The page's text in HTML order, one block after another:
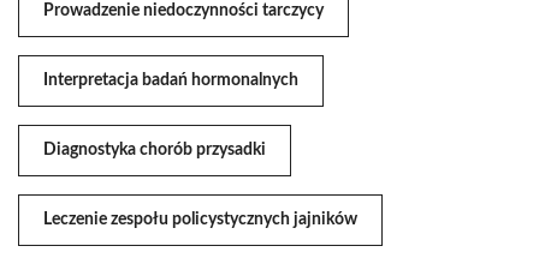
Prowadzenie niedoczynności tarczycy
Interpretacja badań hormonalnych
Diagnostyka chorób przysadki
Leczenie zespołu policystycznych jajników